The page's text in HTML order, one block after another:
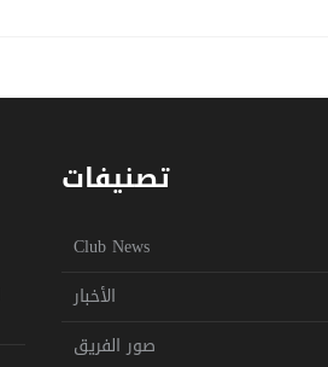
تصنيفات
Club News
الأخبار
صور الفريق